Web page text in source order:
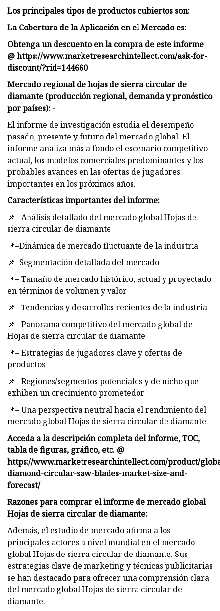
Los principales tipos de productos cubiertos son:
La Cobertura de la Aplicación en el Mercado es:
Obtenga un descuento en la compra de este informe
@ https://www.marketresearchintellect.com/ask-for-
discount/?rid=144660
Mercado regional de hojas de sierra circular de
diamante (producción regional, demanda y pronóstico
por países): -
El informe de investigación estudia el desempeño
pasado, presente y futuro del mercado global. El
informe analiza más a fondo el escenario competitivo
actual, los modelos comerciales predominantes y los
probables avances en las ofertas de jugadores
importantes en los próximos años.
Características importantes del informe:
📌– Análisis detallado del mercado global Hojas de
sierra circular de diamante
📌–Dinámica de mercado fluctuante de la industria
📌–Segmentación detallada del mercado
📌– Tamaño de mercado histórico, actual y proyectado
en términos de volumen y valor
📌– Tendencias y desarrollos recientes de la industria
📌– Panorama competitivo del mercado global de
Hojas de sierra circular de diamante
📌– Estrategias de jugadores clave y ofertas de
productos
📌– Regiones/segmentos potenciales y de nicho que
exhiben un crecimiento prometedor
📌– Una perspectiva neutral hacia el rendimiento del
mercado global Hojas de sierra circular de diamante
Acceda a la descripción completa del informe, TOC,
tabla de figuras, gráfico, etc. @
https://www.marketresearchintellect.com/product/
diamond-circular-saw-blades-market-size-and-
forecast/
Razones para comprar el informe de mercado global
Hojas de sierra circular de diamante:
Además, el estudio de mercado afirma a los
principales actores a nivel mundial en el mercado
global Hojas de sierra circular de diamante. Sus
estrategias clave de marketing y técnicas publicitarias
se han destacado para ofrecer una comprensión clara
del mercado global Hojas de sierra circular de
diamante.